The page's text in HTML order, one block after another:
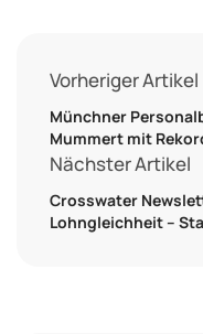
Vorheriger Artikel
Münchner
Mummert mit
Nächster Artikel
Crosswater
Lohngleichheit –